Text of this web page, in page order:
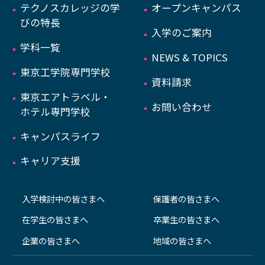
テクノスカレッジの学
びの特長
学科一覧
東京工学院専門学校
東京エアトラベル・
ホテル専門学校
キャンパスライフ
キャリア支援
オープンキャンパス
入学のご案内
NEWS & TOPICS
資料請求
お問い合わせ
入学検討中の皆さまへ
在学生の皆さまへ
企業の皆さまへ
保護者の皆さまへ
卒業生の皆さまへ
地域の皆さまへ